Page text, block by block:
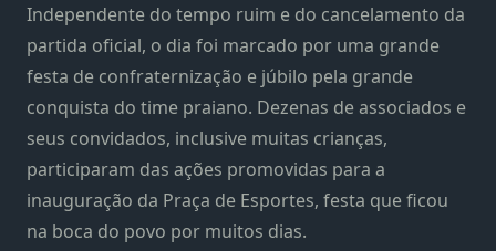
Independente do tempo ruim e do cancelamento da
partida oficial, o dia foi marcado por uma grande
festa de confraternização e júbilo pela grande
conquista do time praiano. Dezenas de associados e
seus convidados, inclusive muitas crianças,
participaram das ações promovidas para a
inauguração da Praça de Esportes, festa que ficou
na boca do povo por muitos dias.